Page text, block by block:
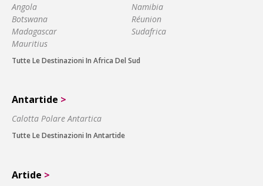
Angola
Botswana
Madagascar
Mauritius
Namibia
Réunion
Sudafrica
Tutte Le Destinazioni In Africa Del Sud
Antartide >
Calotta Polare Antartica
Tutte Le Destinazioni In Antartide
Artide >